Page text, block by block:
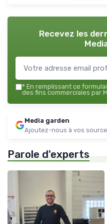
Recevez les
* En remplissant ce
des fins commerciales par
Media garden
Ajoutez-nous à vos
Parole d'experts